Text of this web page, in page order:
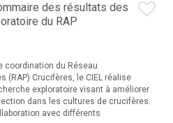
des résultats des
du RAP
coordination du Réseau
(RAP) Crucifères, le CIEL réalise
exploratoire visant à améliorer
dans les cultures de crucifères.
avec différents